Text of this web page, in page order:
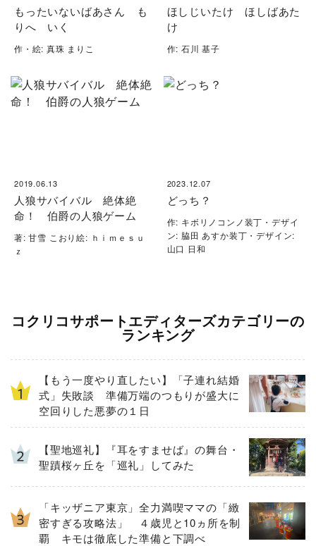
もったいないばあさん も
りへ いく
作・絵: 真珠 まりこ
ほしじいたけ ほしばあた
け
作: 石川 基子
2019.06.13
人狼サバイバル 絶体絶
命！ 伯爵の人狼ゲーム
著: 甘雪 こおり絵: ｈｉｍｅｓｕ
ｚ
2023.12.07
どっち？
作: キボリノコンノ装丁・デザイ
ン: 脇田 あすか装丁・デザイン:
山口 日和
コクリコサポートエディターズカテゴリーの
ランキング
【もう一度やり直したい】「子連れ結婚
式」失敗談 準備万端のつもりが盛大に
空回りした悪夢の１日
【聖地巡礼】『耳をすませば』の舞台・
聖蹟桜ヶ丘を「巡礼」してみた
「キッザニア東京」全力満喫ママの「緻
密すぎる攻略法」 ４歳児と10ヵ所を制
覇 キモは徹底した準備と下調べ